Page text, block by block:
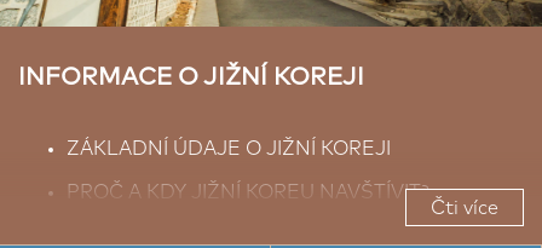
INFORMACE O JIŽNÍ KOREJI
ZÁKLADNÍ ÚDAJE O JIŽNÍ KOREJI
PROČ A KDY JIŽNÍ KOREU NAVŠTÍVIT?
Čti více